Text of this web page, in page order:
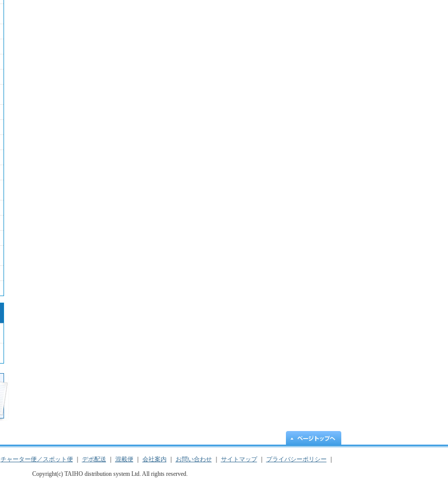
チャーター便／スポット便 デポ配送 混載便 会社案内 お問い合わせ｜ サイトマップ｜ プライバシーポリシー
Copyright(c) TAIHO distribution system Ltd. All rights reserved.